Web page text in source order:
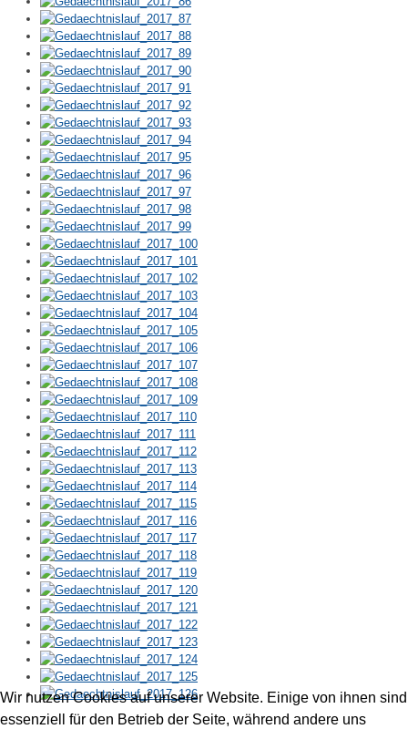
Wir nutzen Cookies auf unserer Website. Einige von ihnen sind
essenziell für den Betrieb der Seite, während andere uns